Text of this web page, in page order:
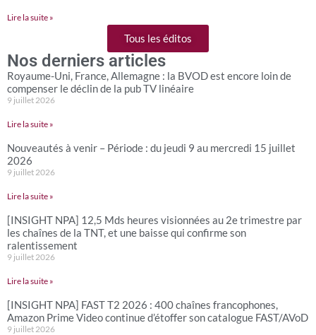
Lire la suite »
Tous les éditos
Nos derniers articles
Royaume-Uni, France, Allemagne : la BVOD est encore loin de
compenser le déclin de la pub TV linéaire
9 juillet 2026
Lire la suite »
Nouveautés à venir – Période : du jeudi 9 au mercredi 15 juillet
2026
9 juillet 2026
Lire la suite »
[INSIGHT NPA] 12,5 Mds heures visionnées au 2e trimestre par
les chaînes de la TNT, et une baisse qui confirme son
ralentissement
9 juillet 2026
Lire la suite »
[INSIGHT NPA] FAST T2 2026 : 400 chaînes francophones,
Amazon Prime Video continue d’étoffer son catalogue FAST/AVoD
9 juillet 2026